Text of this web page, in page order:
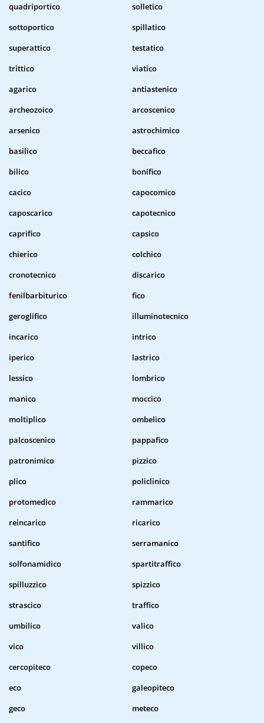
quadriportico
solletico
sottoportico
spillatico
superattico
testatico
trittico
viatico
agarico
antiastenico
archeozoico
arcoscenico
arsenico
astrochimico
basilico
beccafico
bilico
bonifico
cacico
capocomico
caposcarico
capotecnico
caprifico
capsico
chierico
colchico
cronotecnico
discarico
fenilbarbiturico
fico
geroglifico
illuminotecnico
incarico
intrico
iperico
lastrico
lessico
lombrico
manico
moccico
moltiplico
ombelico
palcoscenico
pappafico
patronimico
pizzico
plico
policlinico
protomedico
rammarico
reincarico
ricarico
santifico
serramanico
solfonamidico
spartitraffico
spilluzzico
spizzico
strascico
traffico
umbilico
valico
vico
villico
cercopiteco
copeco
eco
galeopiteco
geco
meteco